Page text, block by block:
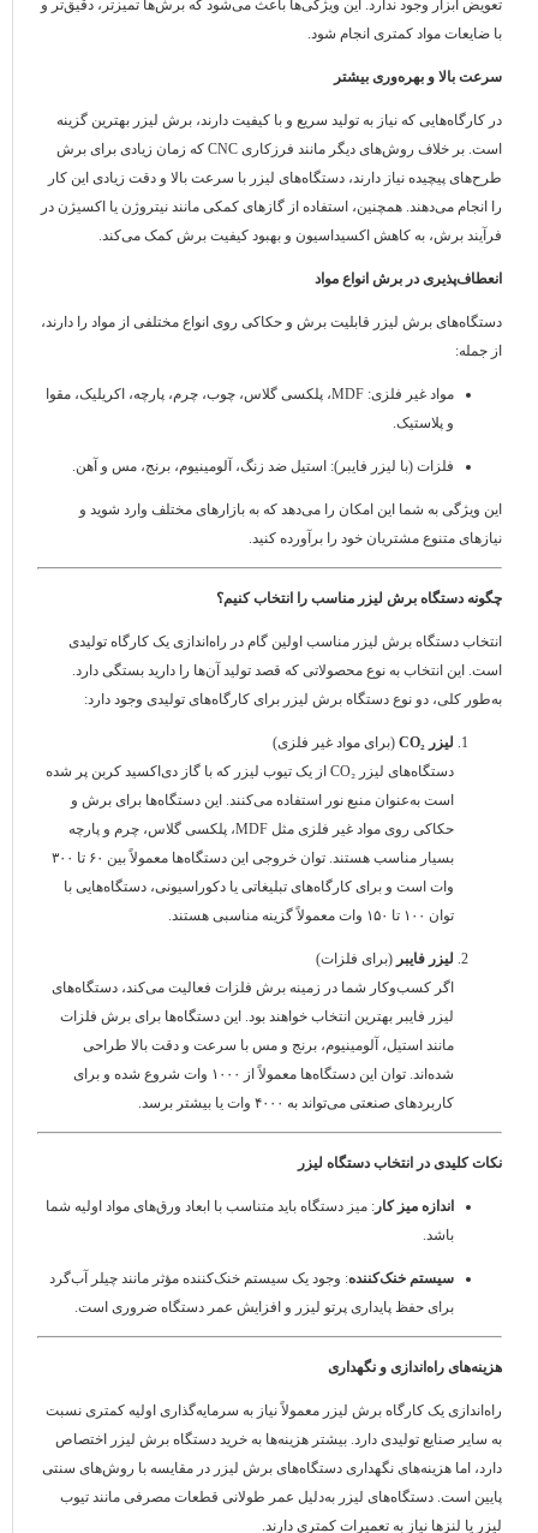
تعویض ابزار وجود ندارد. این ویژگی‌ها باعث می‌شود که برش‌ها تمیزتر، دقیق‌تر و
با ضایعات مواد کمتری انجام شود.
سرعت بالا و بهره‌وری بیشتر
در کارگاه‌هایی که نیاز به تولید سریع و با کیفیت دارند، برش لیزر بهترین گزینه
است. بر خلاف روش‌های دیگر مانند فرزکاری CNC که زمان زیادی برای برش
طرح‌های پیچیده نیاز دارند، دستگاه‌های لیزر با سرعت بالا و دقت زیادی این کار
را انجام می‌دهند. همچنین، استفاده از گازهای کمکی مانند نیتروژن یا اکسیژن در
فرآیند برش، به کاهش اکسیداسیون و بهبود کیفیت برش کمک می‌کند.
انعطاف‌پذیری در برش انواع مواد
دستگاه‌های برش لیزر قابلیت برش و حکاکی روی انواع مختلفی از مواد را دارند،
از جمله:
مواد غیر فلزی: MDF، پلکسی گلاس، چوب، چرم، پارچه، اکریلیک، مقوا
و پلاستیک.
فلزات (با لیزر فایبر): استیل ضد زنگ، آلومینیوم، برنج، مس و آهن.
این ویژگی به شما این امکان را می‌دهد که به بازارهای مختلف وارد شوید و
نیازهای متنوع مشتریان خود را برآورده کنید.
چگونه دستگاه برش لیزر مناسب را انتخاب کنیم؟
انتخاب دستگاه برش لیزر مناسب اولین گام در راه‌اندازی یک کارگاه تولیدی
است. این انتخاب به نوع محصولاتی که قصد تولید آن‌ها را دارید بستگی دارد.
به‌طور کلی، دو نوع دستگاه برش لیزر برای کارگاه‌های تولیدی وجود دارد:
لیزر CO₂
(برای مواد غیر فلزی)
دستگاه‌های لیزر CO₂ از یک تیوب لیزر که با گاز دی‌اکسید کربن پر شده
است به‌عنوان منبع نور استفاده می‌کنند. این دستگاه‌ها برای برش و
حکاکی روی مواد غیر فلزی مثل MDF، پلکسی گلاس، چرم و پارچه
بسیار مناسب هستند. توان خروجی این دستگاه‌ها معمولاً بین ۶۰ تا ۳۰۰
وات است و برای کارگاه‌های تبلیغاتی یا دکوراسیونی، دستگاه‌هایی با
توان ۱۰۰ تا ۱۵۰ وات معمولاً گزینه مناسبی هستند.
لیزر فایبر (برای فلزات)
اگر کسب‌وکار شما در زمینه برش فلزات فعالیت می‌کند، دستگاه‌های
لیزر فایبر بهترین انتخاب خواهند بود. این دستگاه‌ها برای برش فلزات
مانند استیل، آلومینیوم، برنج و مس با سرعت و دقت بالا طراحی
شده‌اند. توان این دستگاه‌ها معمولاً از ۱۰۰۰ وات شروع شده و برای
کاربردهای صنعتی می‌تواند به ۴۰۰۰ وات یا بیشتر برسد.
نکات کلیدی در انتخاب دستگاه لیزر
اندازه میز کار : میز دستگاه باید متناسب با ابعاد ورق‌های مواد اولیه شما
باشد.
سیستم خنک‌کننده: وجود یک سیستم خنک‌کننده مؤثر مانند چیلر آب‌گرد
برای حفظ پایداری پرتو لیزر و افزایش عمر دستگاه ضروری است.
هزینه‌های راه‌اندازی و نگهداری
راه‌اندازی یک کارگاه برش لیزر معمولاً نیاز به سرمایه‌گذاری اولیه کمتری نسبت
به سایر صنایع تولیدی دارد. بیشتر هزینه‌ها به خرید دستگاه برش لیزر اختصاص
دارد، اما هزینه‌های نگهداری دستگاه‌های برش لیزر در مقایسه با روش‌های سنتی
پایین است. دستگاه‌های لیزر به‌دلیل عمر طولانی قطعات مصرفی مانند تیوب
لیزر یا لنزها نیاز به تعمیرات کمتری دارند.